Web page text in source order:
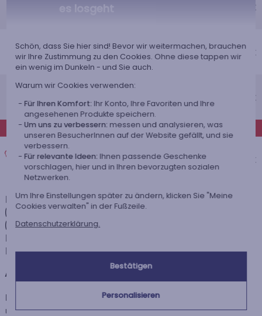
Voraussichtliches Lieferdatum
4,95 €
Voraussichtliches Lieferdatum
Dienstag 18 August 2026
4,95 €
Standardlieferung nach Hause
Mittwoch 12 August 2026
8,95 €
EXPRESS
Voraussichtliches Lieferdatum
Dienstag 11 August 2026
14,95 €
Die Versandkosten und Lieferzeiten können je nach Ihrem Wohnort
(abgelegene oder entlegene Gebiete) und dem Gewicht des Pakets
(Anzahl der bestellten Artikel) variieren. Über die genauen Kosten und
Lieferzeiten für jede Versandart informieren wir Sie, nachdem Sie Ihre
Lieferadresse angegeben haben.
Andere Länder
Die Vorbereitungszeit für diesen Artikel beträgt 2 Werktage für die Standardlieferung
und weniger als 1 Werktag für die Expresslieferung nach Deutschland: jede Bestellung,
es losgeht
Schön, dass Sie hier sind! Bevor wir weitermachen, brauchen
wir Ihre Zustimmung zu den Cookies. Ohne diese tappen wir
ein wenig im Dunkeln - und Sie auch.
Warum wir Cookies verwenden:
Für Ihren Komfort: Ihr Konto, Ihre Favoriten und Ihre
angesehenen Produkte speichern.
Um uns zu verbessern: messen und analysieren, was
unseren BesucherInnen auf der Website gefällt, und sie
verbessern.
Für relevante Ideen: Ihnen passende Geschenke
vorschlagen, hier und in Ihren bevorzugten sozialen
Netzwerken.
Um Ihre Einstellungen später zu ändern, klicken Sie "Meine
Cookies verwalten" in der Fußzeile.
Datenschutzerklärung.
Bestätigen
Personalisieren